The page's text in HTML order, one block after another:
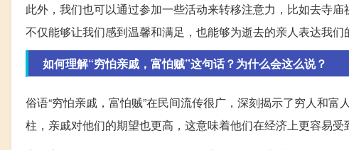
此外，我们也可以通过参加一些活动来转移注意力，比如去寺
不仅能够让我们感到温馨和满足，也能够为逝去的亲人表达我们
如何理解“穷怕亲戚，富怕贼”这句话？为什么会这么说？
俗语“穷怕亲戚，富怕贼”在民间流传很广，深刻揭示了穷人和
柱，亲戚对他们的期望也更高，这意味着他们在经济上更容易受